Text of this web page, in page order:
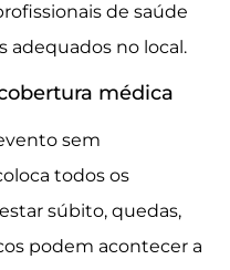
de saúde
adequados no local.
médica
sem
todos os
súbito, quedas,
podem acontecer a